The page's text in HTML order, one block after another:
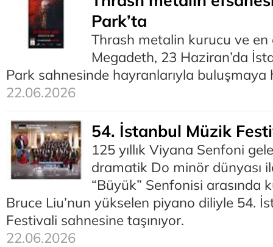
Park’ta
Thrash metalin kurucu ve en
Megadeth, 23 Haziran’da
Park sahnesinde hayranlarıyla buluşmaya
22.06.2026
54. İstanbul Müzik
125 yıllık Viyana Senfoni
dramatik Do minör dünyası
“Büyük” Senfonisi arasında
Bruce Liu’nun yükselen piyano diliyle 54.
Festivali sahnesine taşınıyor.
22.06.2026